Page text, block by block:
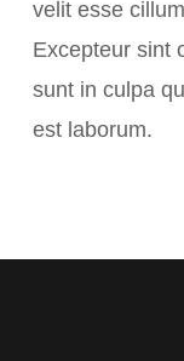
velit esse
Excepteur sint
sunt in culpa
est laborum.